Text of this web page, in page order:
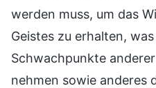
werden muss, um das
Geistes zu erhalten,
Schwachpunkte
nehmen sowie anderes